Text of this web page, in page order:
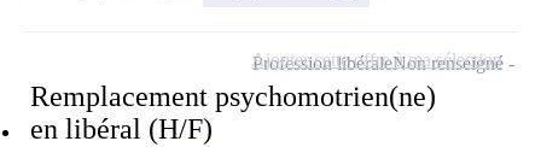
Remplacement psychomotrien(ne)
en libéral (H/F)
Profession libéraleNon renseigné
Ajouter cette offre à ma sélection